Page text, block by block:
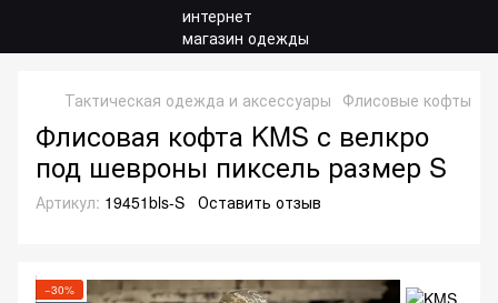
Тактическая одежда и аксессуары Флисовые кофты
Флисовая кофта KMS с велкро
под шевроны пиксель размер S
Артикул: 19451bls-S Оставить отзыв
−30%